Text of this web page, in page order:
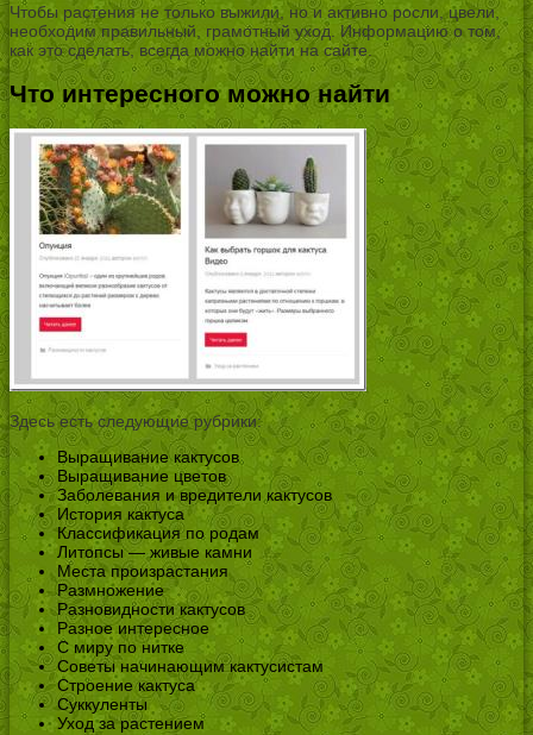
Чтобы растения не только выжили, но и активно росли, цвели,
необходим правильный, грамотный уход. Информацию о том,
как это сделать, всегда можно найти на сайте.
Что интересного можно найти
Здесь есть следующие рубрики:
Выращивание кактусов
Выращивание цветов
Заболевания и вредители кактусов
История кактуса
Классификация по родам
Литопсы — живые камни
Места произрастания
Размножение
Разновидности кактусов
Разное интересное
С миру по нитке
Советы начинающим кактусистам
Строение кактуса
Суккуленты
Уход за растением